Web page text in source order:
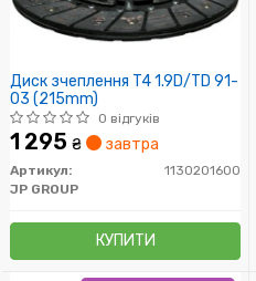
Диск зчеплення T4 1.9D/TD 91-
03 (215mm)
0 відгуків
1 295 ₴ завтра
Артикул:
1130201600
JP GROUP
КУПИТИ